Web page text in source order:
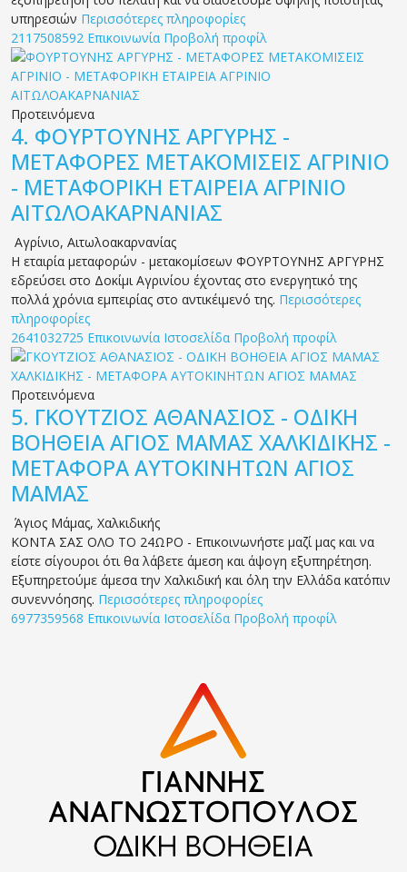
υπηρεσιών Περισσότερες πληροφορίες
2117508592 Επικοινωνία Προβολή προφίλ
Προτεινόμενα
4. ΦΟΥΡΤΟΥΝΗΣ ΑΡΓΥΡΗΣ -
ΜΕΤΑΦΟΡΕΣ ΜΕΤΑΚΟΜΙΣΕΙΣ ΑΓΡΙΝΙΟ
- ΜΕΤΑΦΟΡΙΚΗ ΕΤΑΙΡΕΙΑ ΑΓΡΙΝΙΟ
ΑΙΤΩΛΟΑΚΑΡΝΑΝΙΑΣ
Αγρίνιο, Αιτωλοακαρνανίας
Η εταιρία μεταφορών - μετακομίσεων ΦΟΥΡΤΟΥΝΗΣ ΑΡΓΥΡΗΣ
εδρεύσει στο Δοκίμι Αγρινίου έχοντας στο ενεργητικό της
πολλά χρόνια εμπειρίας στο αντικέιμενό της. Περισσότερες
πληροφορίες
2641032725 Επικοινωνία Ιστοσελίδα Προβολή προφίλ
Προτεινόμενα
5. ΓΚΟΥΤΖΙΟΣ ΑΘΑΝΑΣΙΟΣ - ΟΔΙΚΗ
ΒΟΗΘΕΙΑ ΑΓΙΟΣ ΜΑΜΑΣ ΧΑΛΚΙΔΙΚΗΣ -
ΜΕΤΑΦΟΡΑ ΑΥΤΟΚΙΝΗΤΩΝ ΑΓΙΟΣ
ΜΑΜΑΣ
Άγιος Μάμας, Χαλκιδικής
ΚΟΝΤΑ ΣΑΣ ΟΛΟ ΤΟ 24ΩΡΟ - Επικοινωνήστε μαζί μας και να
είστε σίγουροι ότι θα λάβετε άμεση και άψογη εξυπηρέτηση.
Εξυπηρετούμε άμεσα την Χαλκιδική και όλη την Ελλάδα κατόπιν
συνεννόησης. Περισσότερες πληροφορίες
6977359568 Επικοινωνία Ιστοσελίδα Προβολή προφίλ